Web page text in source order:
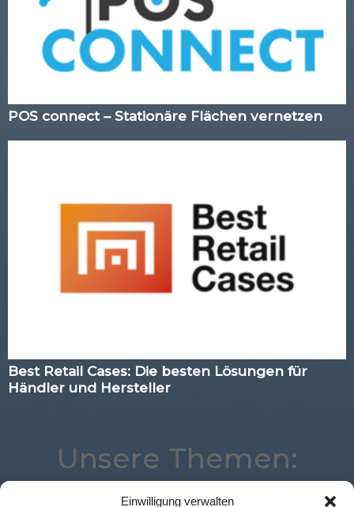
Einwilligung verwalten
POS connect – Stationäre Flächen vernetzen
Best Retail Cases: Die besten Lösungen für
Händler und Hersteller
Unsere Themen: